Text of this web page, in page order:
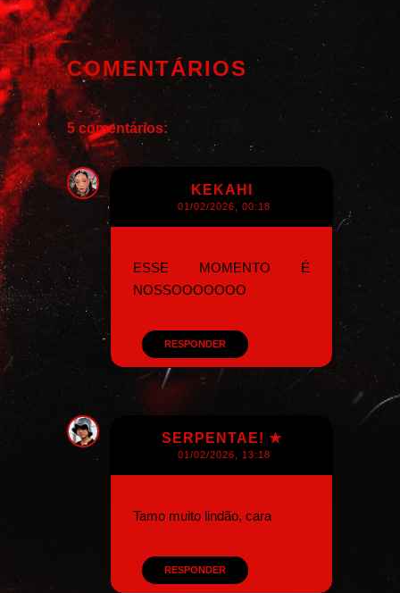
COMENTÁRIOS
5 comentários:
KEKAHI
01/02/2026, 00:18
ESSE MOMENTO É
NOSSOOOOOOO
RESPONDER
SERPENTAE! ★
01/02/2026, 13:18
Tamo muito lindão, cara
RESPONDER